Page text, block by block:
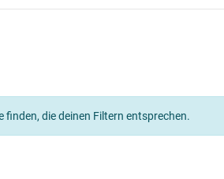
die deinen Filtern entsprechen.